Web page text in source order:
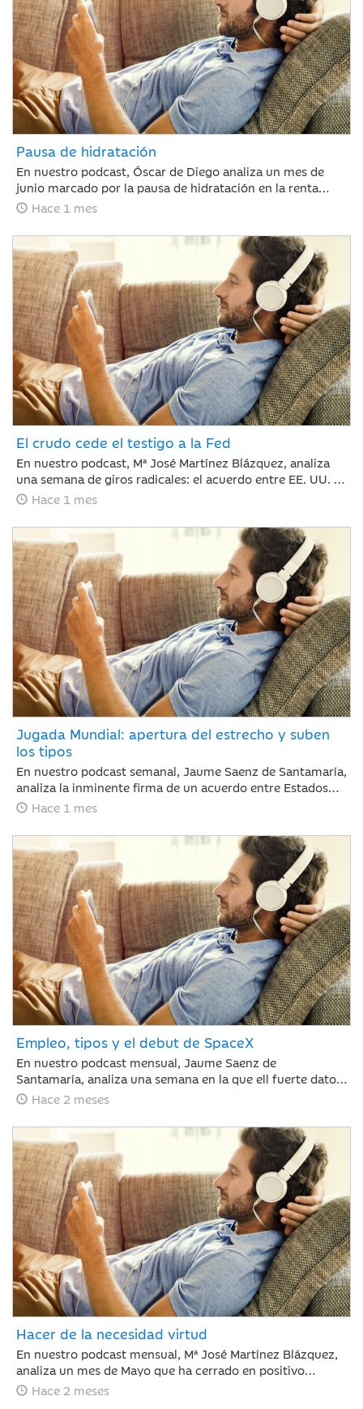
Pausa de hidratación
En nuestro podcast, Óscar de Diego analiza un mes de
junio marcado por la pausa de hidratación en la renta
variable y los avances en renta fija, clave para que Ibercaja
productos en positivo. De cara al verano, el mercado
recalibrará el escenario atento a la macroeconomía y a la
próxima temporada de resultados.
Hace 1 mes
El crudo cede el testigo a la Fed
En nuestro podcast, Mª José Martínez Blázquez, analiza
una semana de giros radicales: el acuerdo entre EE. UU. e
Irán reabre el Estrecho de Ormuz y hunde el petróleo por
debuta en la Fed rompiendo el guion con un mensaje duro
y menos explicaciones que promete traer volatilidad.
¿Cómo reaccionan los mercados? Con subidas en Europa
y la Inteligencia Artificial imparable.
Hace 1 mes
Jugada Mundial: apertura del estrecho y suben
los tipos
En nuestro podcast semanal, Jaume Saenz de Santamaría,
analiza la inminente firma de un acuerdo entre Estados
Unidos e Irán. El acuerdo reduce el riesgo geopolítico y
de Ormúz como principal catalizador, una caída del brent
hasta 82 dólares y un comportamiento positivo de la
renta variable, especialmente en Nasdaq. En este
contexto, la atención del inversor se desplaza desde
Oriente Medio hacia la política monetaria, con el BCE
ejecutando una subida de 25 puntos básicos y el foco
puesto ahora en el calendario de próximos movimientos
tanto en Europa como en Estados Unidos.
Hace 1 mes
Empleo, tipos y el debut de SpaceX
En nuestro podcast mensual, Jaume Saenz de
Santamaría, analiza una semana en la que ell fuerte dato
de empleo en EE. UU. ha frenado el optimismo del Nasdaq
por la inflación, justo antes del debut de SpaceX. Esta
volatilidad contrasta con la estabilidad del crudo y la
rotación hacia el consumo básico, mientras los inversores
asumen un escenario de endurecimiento monetario.
Hace 2 meses
Hacer de la necesidad virtud
En nuestro podcast mensual, Mª José Martínez Blázquez,
analiza un mes de Mayo que ha cerrado en positivo
impulsado por resultados corporativos y el auge global de
Hace 2 meses